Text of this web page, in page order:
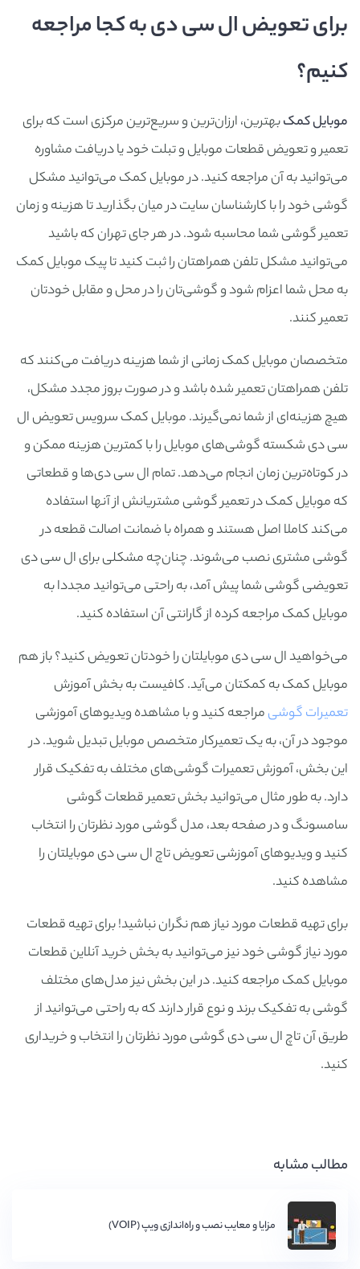
برای تعویض ال سی دی به کجا مراجعه
کنیم؟
موبایل کمکبهترین، ارزان‌ترین و سریع‌ترین مرکزی است که برای
تعمیر و تعویض قطعات موبایل و تبلت خود یا دریافت مشاوره
می‌توانید به آن مراجعه کنید. در موبایل کمک می‌توانید مشکل
گوشی خود را با کارشناسان سایت در میان بگذارید تا هزینه و زمان
تعمیر گوشی شما محاسبه شود. در هر جای تهران که باشید
می‌توانید مشکل تلفن همراهتان را ثبت کنید تا پیک موبایل کمک
به محل شما اعزام شود و گوشی‌تان را در محل و مقابل خودتان
تعمیر کنند.
متخصصان موبایل کمک زمانی از شما هزینه دریافت می‌کنند که
تلفن همراهتان تعمیر شده باشد و در صورت بروز مجدد مشکل،
هیچ هزینه‌ای از شما نمی‌گیرند. موبایل کمک سرویس تعویض ال
سی دی شکسته گوشی‌های موبایل را با کمترین هزینه ممکن و
در کوتاه‌ترین زمان انجام می‌دهد. تمام ال سی دی‌ها و قطعاتی
که موبایل کمک در تعمیر گوشی مشتریانش از آنها استفاده
می‌کند کاملا اصل هستند و همراه با ضمانت اصالت قطعه در
گوشی مشتری نصب می‌شوند. چنان‌چه مشکلی برای ال سی دی
تعویضی گوشی شما پیش آمد، به راحتی می‌توانید مجددا به
موبایل کمک مراجعه کرده از گارانتی آن استفاده کنید.
می‌خواهید ال سی دی موبایلتان را خودتان تعویض کنید؟ باز هم
موبایل کمک به کمکتان می‌آید. کافیست به بخش آموزش
تعمیرات گوشیمراجعه کنید و با مشاهده ویدیوهای آموزشی
موجود در آن، به یک تعمیرکار متخصص موبایل تبدیل شوید. در
این بخش، آموزش تعمیرات گوشی‌های مختلف به تفکیک قرار
دارد. به طور مثال می‌توانید بخش تعمیر قطعات گوشی
سامسونگ و در صفحه بعد، مدل گوشی مورد نظرتان را انتخاب
کنید و ویدیوهای آموزشی تعویض تاچ ال سی دی موبایلتان را
مشاهده کنید.
برای تهیه قطعات مورد نیاز هم نگران نباشید! برای تهیه قطعات
مورد نیاز گوشی خود نیز می‌توانید به بخش خرید آنلاین قطعات
موبایل کمک مراجعه کنید. در این بخش نیز مدل‌های مختلف
گوشی به تفکیک برند و نوع قرار دارند که به راحتی می‌توانید از
طریق آن تاچ ال سی دی گوشی مورد نظرتان را انتخاب و خریداری
کنید.
مطالب مشابه
مزایا و معایب نصب و راه‌اندازی ویپ (VOIP)